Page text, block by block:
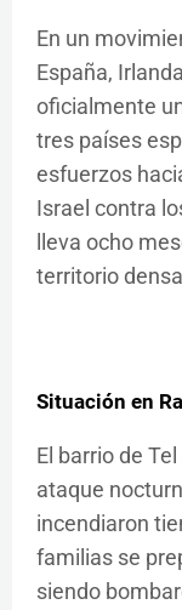
En un
España,
oficialmente
tres países
esfuerzos
Israel contra
lleva ocho
territorio
Situación en
El barrio de
ataque
incendiaron
familias se
siendo